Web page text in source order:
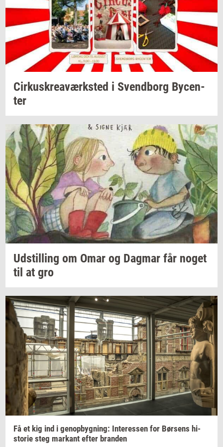
Cir­kuskrea­værk­sted i Svend­borg By­cen­
ter
Ud­stil­ling om Omar og Dag­mar får noget
til at gro
Få et kig ind i genop­byg­ning: In­ter­es­sen for Bør­sens hi­
sto­rie steg mar­kant efter bran­den